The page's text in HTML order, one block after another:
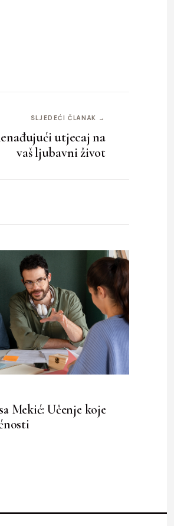
SLJEDEĆI ČLANAK →
utjecaj na
vaš ljubavni život
Mekić: Učenje koje